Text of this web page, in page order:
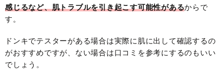
感じるなど、肌トラブルを引き起こす可能性があるからで
す。
ドンキでテスターがある場合は実際に肌に出して確認するの
がおすすめですが、ない場合は口コミを参考にするのもいい
でしょう。